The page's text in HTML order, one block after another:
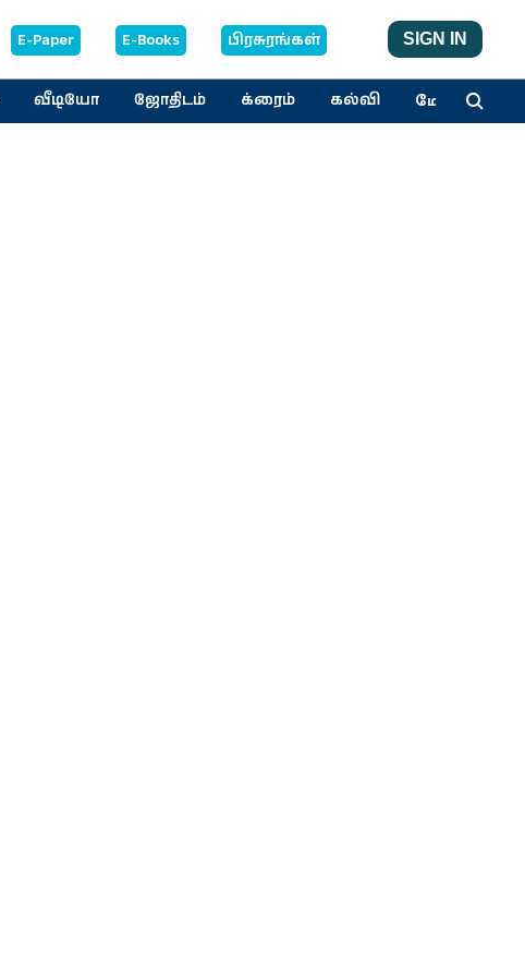
E-Paper E-Books பிரசுரங்கள் SIGN IN
வீடியோ ஜோதிடம் க்ரைம் கல்வி மேலும்